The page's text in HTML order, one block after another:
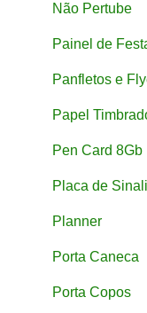
Não Pertube
Painel de
Panfletos e
Papel
Pen Card 8Gb
Placa de
Planner
Porta Caneca
Porta Copos